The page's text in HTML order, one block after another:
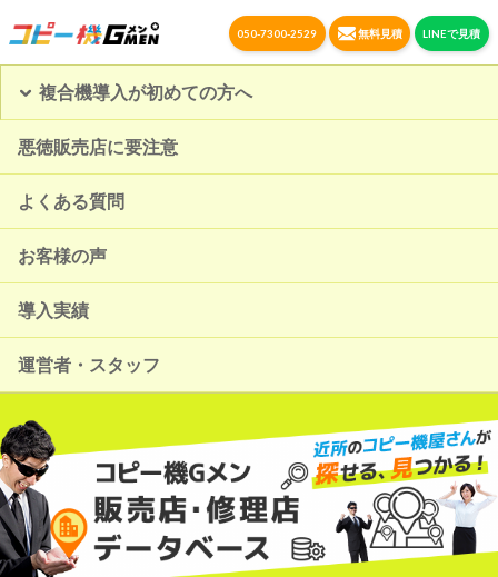
050-7300-2529 無料見積 LINEで見積
複合機導入が初めての方へ
悪徳販売店に要注意
よくある質問
お客様の声
導入実績
運営者・スタッフ